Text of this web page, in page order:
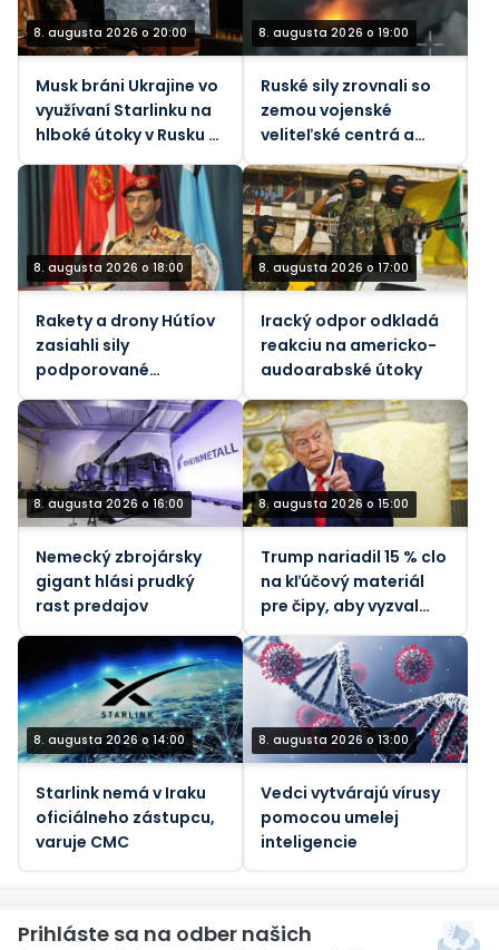
8. augusta 2026 o 20:00
Musk bráni Ukrajine vo
využívaní Starlinku na
hlboké útoky v Rusku –
8. augusta 2026 o 19:00
Ruské sily zrovnali so
zemou vojenské
veliteľské centrá a
8. augusta 2026 o 18:00
Rakety a drony Hútíov
zasiahli sily
podporované
Saudskou Arábiou v
Jemene
8. augusta 2026 o 17:00
Iracký odpor odkladá
reakciu na americko-
audoarabské útoky
8. augusta 2026 o 16:00
Nemecký zbrojársky
gigant hlási prudký
rast predajov
8. augusta 2026 o 15:00
Trump nariadil 15 % clo
na kľúčový materiál
pre čipy, aby vyzval
Čínu
8. augusta 2026 o 14:00
Starlink nemá v Iraku
oficiálneho zástupcu,
varuje CMC
8. augusta 2026 o 13:00
Vedci vytvárajú vírusy
pomocou umelej
inteligencie
Prihláste sa na odber našich